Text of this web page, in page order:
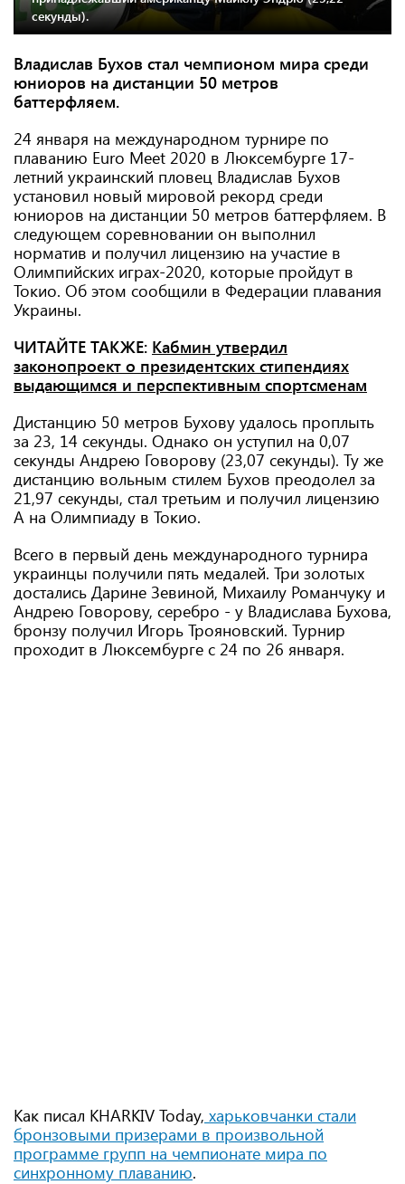
секунды).
Владислав Бухов стал чемпионом мира среди
юниоров на дистанции 50 метров
баттерфляем.
24 января на международном турнире по
плаванию Euro Meet 2020 в Люксембурге 17-
летний украинский пловец Владислав Бухов
установил новый мировой рекорд среди
юниоров на дистанции 50 метров баттерфляем. В
следующем соревновании он выполнил
норматив и получил лицензию на участие в
Олимпийских играх-2020, которые пройдут в
Токио. Об этом сообщили в Федерации плавания
Украины.
ЧИТАЙТЕ ТАКЖЕ: Кабмин утвердил
законопроект о президентских стипендиях
выдающимся и перспективным спортсменам
Дистанцию 50 метров Бухову удалось проплыть
за 23, 14 секунды. Однако он уступил на 0,07
секунды Андрею Говорову (23,07 секунды). Ту же
дистанцию вольным стилем Бухов преодолел за
21,97 секунды, стал третьим и получил лицензию
А на Олимпиаду в Токио.
Всего в первый день международного турнира
украинцы получили пять медалей. Три золотых
достались Дарине Зевиной, Михаилу Романчуку и
Андрею Говорову, серебро - у Владислава Бухова,
бронзу получил Игорь Трояновский. Турнир
проходит в Люксембурге с 24 по 26 января.
Как писал KHARKIV Today, харьковчанки стали
бронзовыми призерами в произвольной
программе групп на чемпионате мира по
синхронному плаванию.